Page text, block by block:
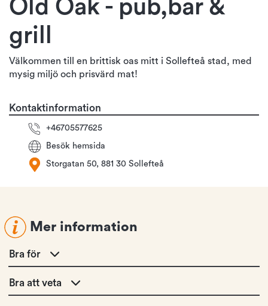
Old Oak - pub,bar &
grill
Välkommen till en brittisk oas mitt i Sollefteå stad, med
mysig miljö och prisvärd mat!
Kontaktinformation
+46705577625
Besök hemsida
Storgatan 50, 881 30 Sollefteå
Mer information
Bra för
Bra att veta